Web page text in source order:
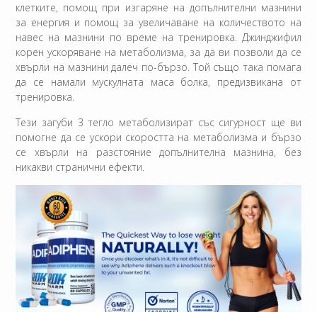
клетките, помощ при изгаряне на допълнителни мазнини
за енергия и помощ за увеличаване на количеството на
навес на мазнини по време на тренировка. Джинджифил
корен ускоряване на метаболизма, за да ви позволи да се
хвърли на мазнини далеч по-бързо. Той също така помага
да се намали мускулната маса болка, предизвикана от
тренировка.
Тези загуби 3 тегло метаболизират със сигурност ще ви
помогне да се ускори скоростта на метаболизма и бързо
се хвърли на разстояние допълнителна мазнина, без
никакви странични ефекти.